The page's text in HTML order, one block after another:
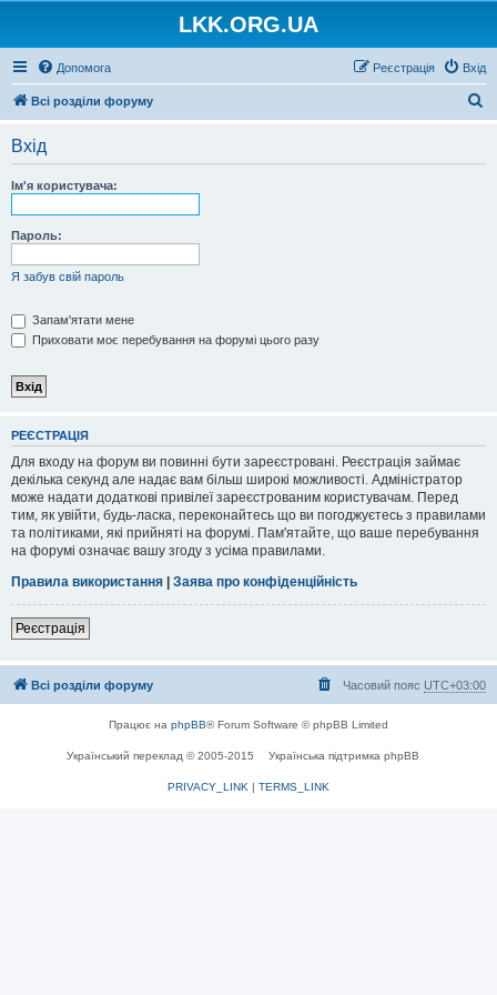
LKK.ORG.UA
Допомога Вхід
Реєстрація
Всі розділи форуму
Вхід
Ім'я користувача:
Пароль:
Я забув свій пароль
Запам'ятати мене
Приховати моє перебування на форумі цього разу
РЕЄСТРАЦІЯ
Для входу на форум ви повинні бути зареєстровані. Реєстрація займає
декілька секунд але надає вам більш широкі можливості. Адміністратор
може надати додаткові привілеї зареєстрованим користувачам. Перед
тим, як увійти, будь-ласка, переконайтесь що ви погоджуєтесь з правилами
та політиками, які прийняті на форумі. Пам'ятайте, що ваше перебування
на форумі означає вашу згоду з усіма правилами.
Правила використання | Заява про конфіденційність
Реєстрація
Всі розділи форуму Часовий пояс UTC+03:00
Працює на phpBB® Forum Software © phpBB Limited
Український переклад © 2005-2015 Українська підтримка phpBB
PRIVACY_LINK | TERMS_LINK